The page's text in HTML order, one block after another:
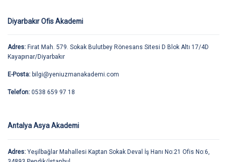
Diyarbakır Ofis Akademi
Adres: Fırat Mah. 579. Sokak Bulutbey Rönesans Sitesi D Blok Altı 17/4D
Kayapınar/Diyarbakır
E-Posta: bilgi@yeniuzmanakademi.com
Telefon: 0538 659 97 18
Antalya Asya Akademi
Adres: Yeşilbağlar Mahallesi Kaptan Sokak Deval İş Hanı No:21 Ofis No:6,